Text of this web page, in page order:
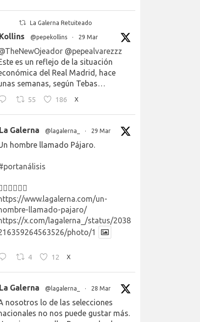
La Galerna Retuiteado
Kollins @pepekollins · 29 Mar
@pepealvarezzz
es un reflejo de la situación
del Real Madrid, hace
semanas, según Tebas…
55 186 X
La Galerna @lagalerna_ · 29 Mar
hombre llamado Pájaro.
www.lagalerna.com/un-
llamado-pajaro/
x.com/lagalerna_/status/2038
photo/1
4 12 X
La Galerna @lagalerna_ · 28 Mar
nosotros lo de las selecciones
no nos puede gustar más.